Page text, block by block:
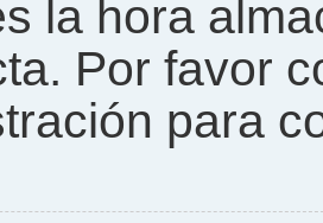
la hora
Por favor
para